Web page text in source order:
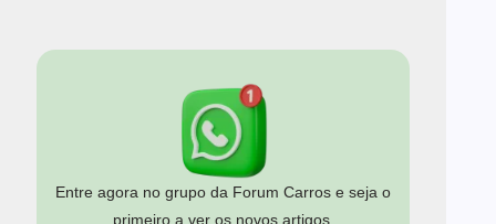
Entre agora no grupo da Forum Carros e seja o
primeiro a ver os novos artigos.